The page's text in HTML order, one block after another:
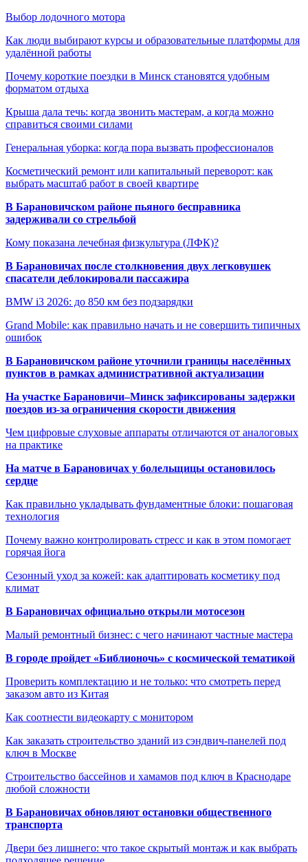
Выбор лодочного мотора
Как люди выбирают курсы и образовательные платформы для
удалённой работы
Почему короткие поездки в Минск становятся удобным
форматом отдыха
Крыша дала течь: когда звонить мастерам, а когда можно
справиться своими силами
Генеральная уборка: когда пора вызвать профессионалов
Косметический ремонт или капитальный переворот: как
выбрать масштаб работ в своей квартире
В Барановичском районе пьяного бесправника
задерживали со стрельбой
Кому показана лечебная физкультура (ЛФК)?
В Барановичах после столкновения двух легковушек
спасатели деблокировали пассажира
BMW i3 2026: до 850 км без подзарядки
Grand Mobile: как правильно начать и не совершить типичных
ошибок
В Барановичском районе уточнили границы населённых
пунктов в рамках административной актуализации
На участке Барановичи–Минск зафиксированы задержки
поездов из-за ограничения скорости движения
Чем цифровые слуховые аппараты отличаются от аналоговых
на практике
На матче в Барановичах у болельщицы остановилось
сердце
Как правильно укладывать фундаментные блоки: пошаговая
технология
Почему важно контролировать стресс и как в этом помогает
горячая йога
Сезонный уход за кожей: как адаптировать косметику под
климат
В Барановичах официально открыли мотосезон
Малый ремонтный бизнес: с чего начинают частные мастера
В городе пройдет «Библионочь» с космической тематикой
Проверить комплектацию и не только: что смотреть перед
заказом авто из Китая
Как соотнести видеокарту с монитором
Как заказать строительство зданий из сэндвич-панелей под
ключ в Москве
Строительство бассейнов и хамамов под ключ в Краснодаре
любой сложности
В Барановичах обновляют остановки общественного
транспорта
Двери без лишнего: что такое скрытый монтаж и как выбрать